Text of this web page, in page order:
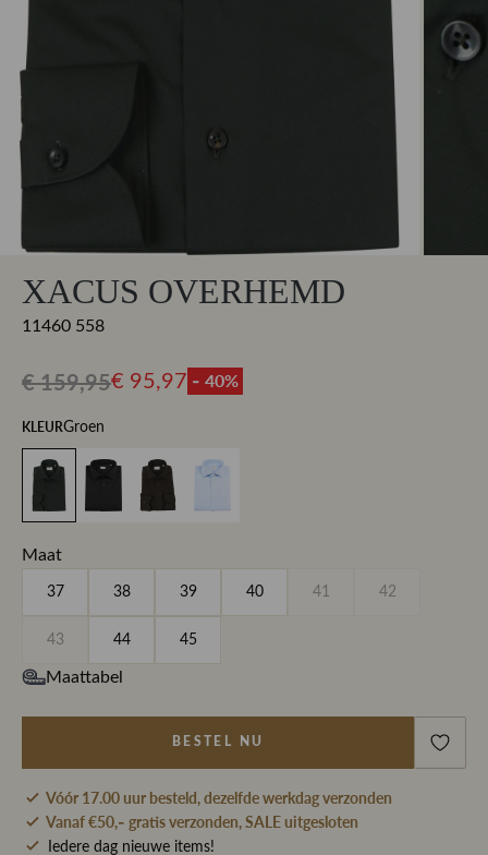
XACUS OVERHEMD
11460 558
€ 159,95€ 95,97 - 40%
KLEURGroen
Maat
37 38 39 40 41 42
43 44 45
Maattabel
BESTEL NU
Vóór 17.00 uur besteld, dezelfde werkdag verzonden
Vanaf €50,- gratis verzonden, SALE uitgesloten
Iedere dag nieuwe items!